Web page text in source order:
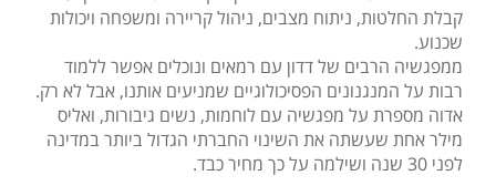
קבלת החלטות, ניתוח מצבים, ניהול קריירה ומשפחה ויכולות
שכנוע.
ממפגשיה הרבים של דדון עם רמאים ונוכלים אפשר ללמוד
רבות על המנגנונים הפסיכולוגיים שמניעים אותנו, אבל לא רק.
אדוה מספרת על מפגשיה עם לוחמות, נשים גיבורות, ואליס
מילר אחת שעשתה את השינוי החברתי הגדול ביותר במדינה
לפני 30 שנה ושילמה על כך מחיר כבד.